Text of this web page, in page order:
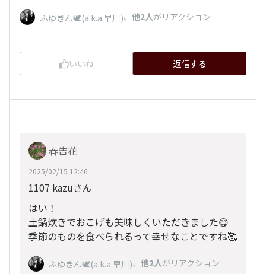
ふゆきん🕊️(a.k.a.早川)、 他2人がリアクション
いいね 返信する
春告花
2025/02/15 12:46
1107 kazuさん
はい！
土鍋炊きでおこげも美味しくいただきました😋
季節のものを食べられるって幸せなことですね🥰
ふゆきん🕊️(a.k.a.早川)、 他2人がリアクション